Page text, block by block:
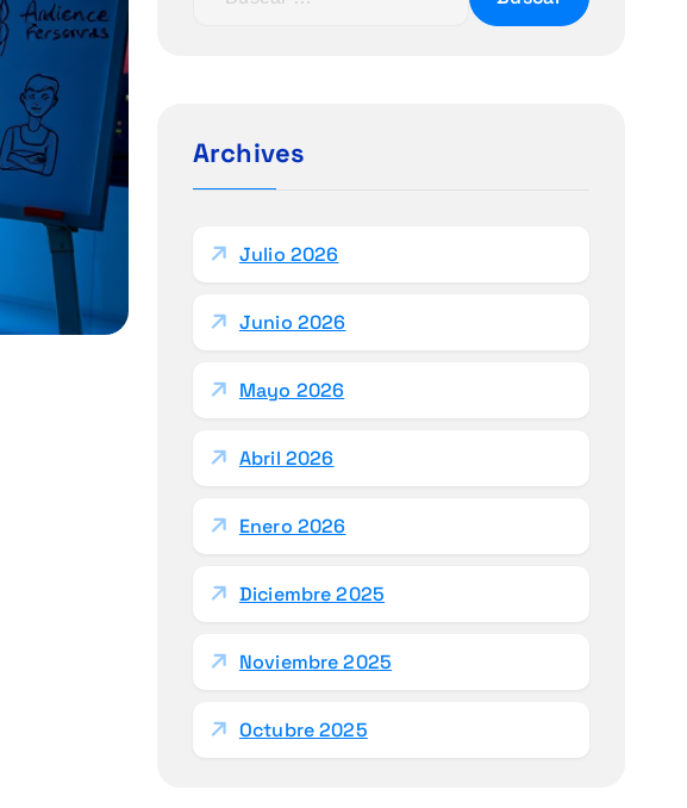
r
Archives
Julio 2026
Junio 2026
Mayo 2026
Abril 2026
Enero 2026
Diciembre 2025
Noviembre 2025
Octubre 2025